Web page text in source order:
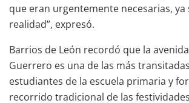
que eran urgentemente necesarias, ya
realidad”, expresó.
Barrios de León recordó que la
Guerrero es una de las más
estudiantes de la escuela primaria y
recorrido tradicional de las